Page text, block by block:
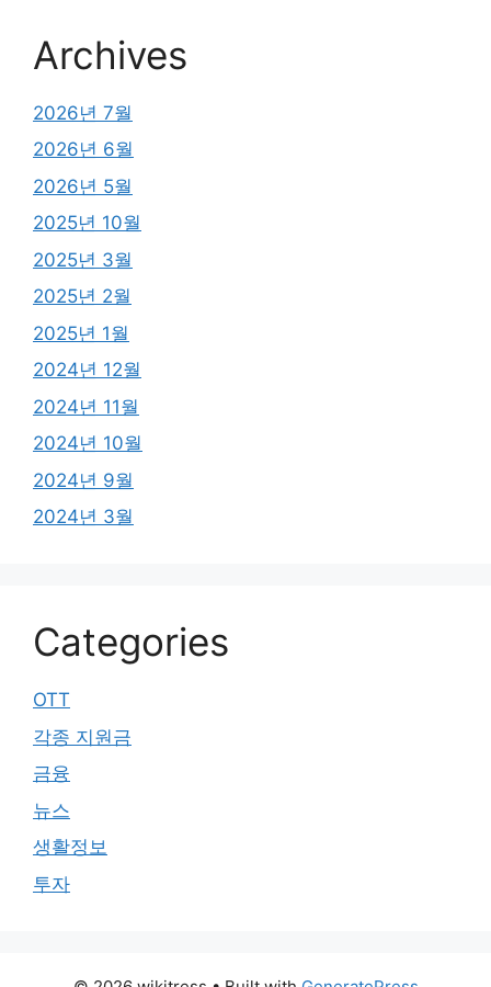
Archives
2026년 7월
2026년 6월
2026년 5월
2025년 10월
2025년 3월
2025년 2월
2025년 1월
2024년 12월
2024년 11월
2024년 10월
2024년 9월
2024년 3월
Categories
OTT
각종 지원금
금융
뉴스
생활정보
투자